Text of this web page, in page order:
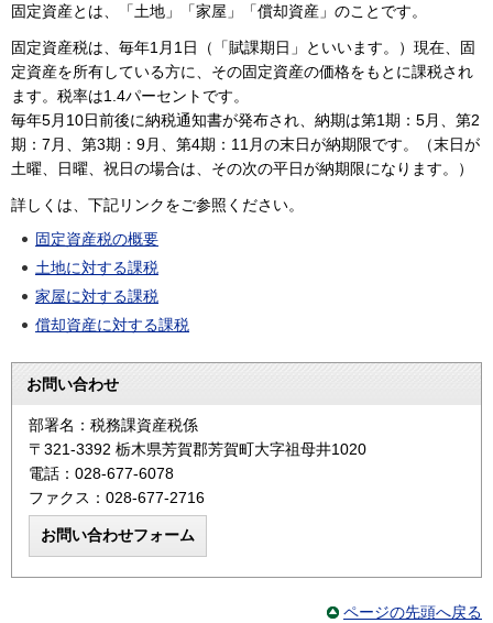
固定資産とは、「土地」「家屋」「償却資産」のことです。
固定資産税は、毎年1月1日（「賦課期日」といいます。）現在、固
定資産を所有している方に、その固定資産の価格をもとに課税され
ます。税率は1.4パーセントです。
毎年5月10日前後に納税通知書が発布され、納期は第1期：5月、第2
期：7月、第3期：9月、第4期：11月の末日が納期限です。（末日が
土曜、日曜、祝日の場合は、その次の平日が納期限になります。）
詳しくは、下記リンクをご参照ください。
固定資産税の概要
土地に対する課税
家屋に対する課税
償却資産に対する課税
お問い合わせ
部署名：税務課資産税係
〒321-3392 栃木県芳賀郡芳賀町大字祖母井1020
電話：028-677-6078
ファクス：028-677-2716
ページの先頭へ戻る